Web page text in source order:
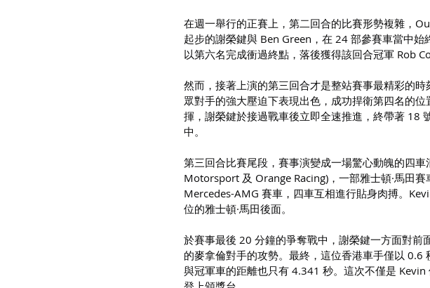
在週一舉行的正賽上，第二回合的比賽形勢複雜，
起步的謝榮鍵與 Ben Green，在 24 部參賽車當中
以第六名完成衝過終點，落後獲得該回合冠軍 Rob
然而，接著上演的第三回合才是整站賽事最精彩的
眾對手的強大壓迫下表現出色，成功捍衛第四名的
揮，謝榮鍵於接過戰車後立即全速推進，終帶著 18
中。
第三回合比賽尾段，賽事演變成一場驚心動魄的四
Motorsport 及 Orange Racing)，一部雅士頓·馬田
Mercedes-AMG 賽車，四車互相進行貼身肉搏。
位的雅士頓·馬田後面。
於賽事最後 20 分鐘的爭奪戰中，謝榮鍵一方面對
的麥拿倫對手的攻勢。最終，這位香港車手僅以
與冠軍車的距離也只有 4.341 秒。這次不僅是